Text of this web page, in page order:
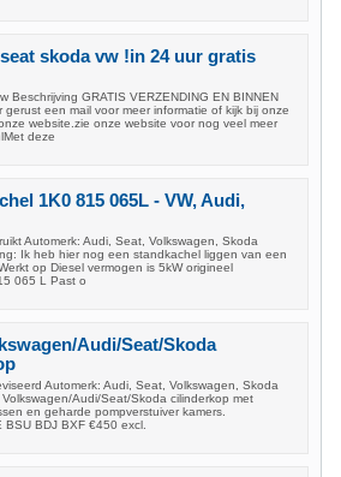
skoda vw !in 24 uur gratis
Beschrijving GRATIS VERZENDING EN BINNEN
gerust een mail voor meer informatie of kijk bij onze
website.zie onze website voor nog veel meer
deze
1K0 815 065L - VW, Audi,
Automerk: Audi, Seat, Volkswagen, Skoda
Ik heb hier nog een standkachel liggen van een
op Diesel vermogen is 5kW origineel
065 L Past o
Audi/Seat/Skoda
Automerk: Audi, Seat, Volkswagen, Skoda
Audi/Seat/Skoda cilinderkop met
en geharde pompverstuiver kamers.
BDJ BXF €450 excl.